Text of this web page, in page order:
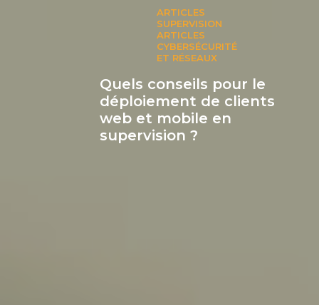
ARTICLES
SUPERVISION
ARTICLES
CYBERSÉCURITÉ
ET RÉSEAUX
Quels conseils pour le
déploiement de clients
web et mobile en
supervision ?